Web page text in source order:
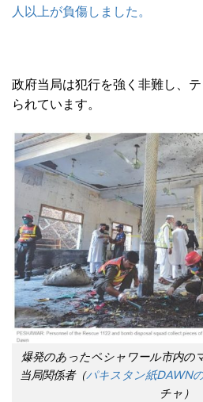
人以上が負傷しました。
政府当局は犯行を強く非難し、
られています。
爆発のあったペシャワール市内の
当局関係者（パキスタン紙DAWN
チャ）